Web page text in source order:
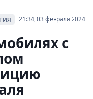
21:34, 03 февраля 2024
с